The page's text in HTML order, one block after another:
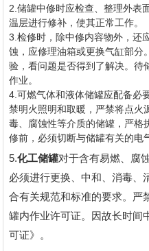
2.储罐中修时应检查、整理外表
温层进行修补，使其正常工作。
3.检修时，除中修内容物外，还
蚀，应修理油箱或更换气缸部分
验，看问题是否得到了解决。待
作业。
4.可燃气体和液体储罐应配备必
禁明火照明和取暖，严禁将点火
毒、腐蚀性等介质的储罐，严格
修前，必须切断与储罐有关的电
5.化工储罐对于含有易燃、腐
必须进行更换、中和、消毒、
合有关规范和标准的要求。严
罐内作业许可证。因故长时间
可证》。